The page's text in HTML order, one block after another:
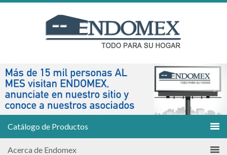
Catálogo de Productos
Acerca de Endomex